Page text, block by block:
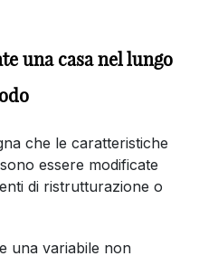
rappresenta uno
di ampie aree verdi,
il tempo libero
l’interesse verso le
vicinanze degli